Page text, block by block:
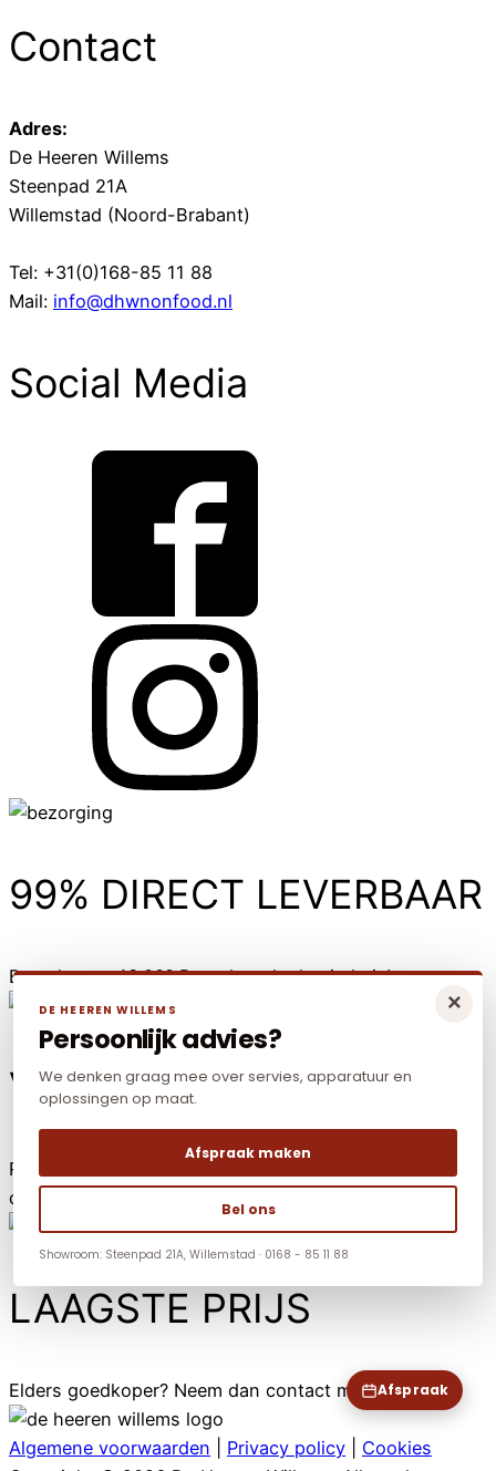
Contact
Adres:
De Heeren Willems
Steenpad 21A
Willemstad (Noord-Brabant)
Tel: +31(0)168-85 11 88
Mail: info@dhwnonfood.nl
Social Media
99% DIRECT LEVERBAAR
Bestelt voor 13.00? De volgende dag in huis!
VEILIG BETALEN
Reken online veilig af met o.a. iDeal-WERO, Paypal,
credit card en Mr Cash.
LAAGSTE PRIJS
Elders goedkoper? Neem dan contact met ons op.
Algemene voorwaarden Privacy policy
Cookies
Afspraak
×
DE HEEREN WILLEMS
Persoonlijk advies?
We denken graag mee over servies, apparatuur en
oplossingen op maat.
Afspraak maken
Bel ons
Showroom: Steenpad 21A, Willemstad · 0168 - 85 11 88